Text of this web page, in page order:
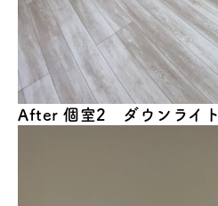
After 個室2 ダウンライト